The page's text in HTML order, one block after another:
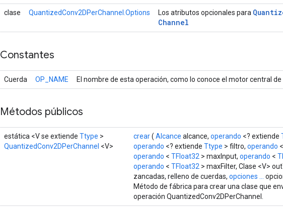
clase QuantizedConv2DPerChannel.Options Los atributos opcionales para
Channel
Constantes
Cuerda OP_NAME El nombre de esta operación, como lo conoce el motor central
Métodos públicos
estática <V se extiende Ttype >
QuantizedConv2DPerChannel <V>
crear( Alcance alcance, operando <? extiende
operando <? extiende Ttype > filtro, operando
operando < TFloat32 > maxInput, operando <
operando < TFloat32 > maxFilter, Clase <V>
zancadas, relleno de cuerdas, opciones ...
Método de fábrica para crear una clase que
operación QuantizedConv2DPerChannel.